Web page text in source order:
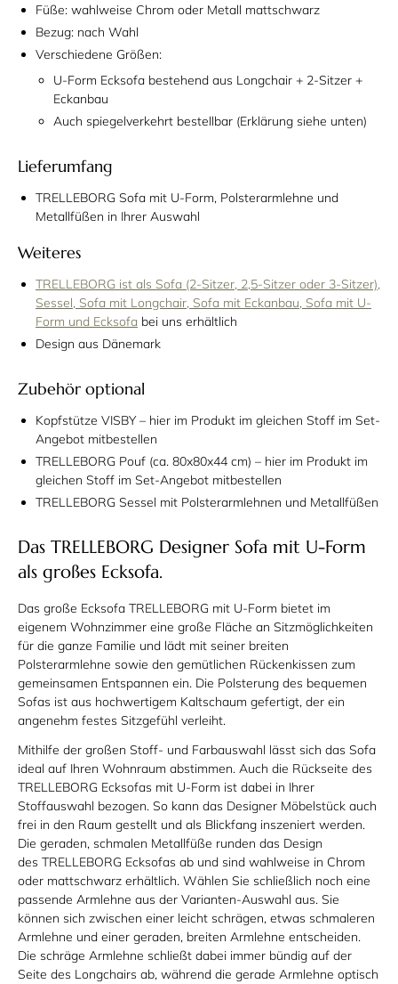
Füße: wahlweise Chrom oder Metall mattschwarz
Bezug: nach Wahl
Verschiedene Größen:
U-Form Ecksofa bestehend aus Longchair + 2-Sitzer +
Eckanbau
Auch spiegelverkehrt bestellbar (Erklärung siehe unten)
Lieferumfang
TRELLEBORG Sofa mit U-Form, Polsterarmlehne und
Metallfüßen in Ihrer Auswahl
Weiteres
TRELLEBORG ist als Sofa (2-Sitzer, 2,5-Sitzer oder 3-Sitzer),
Sessel, Sofa mit Longchair, Sofa mit Eckanbau, Sofa mit U-
Form und Ecksofa bei uns erhältlich
Design aus Dänemark
Zubehör optional
Kopfstütze VISBY – hier im Produkt im gleichen Stoff im Set-
Angebot mitbestellen
TRELLEBORG Pouf (ca. 80x80x44 cm) – hier im Produkt im
gleichen Stoff im Set-Angebot mitbestellen
TRELLEBORG Sessel mit Polsterarmlehnen und Metallfüßen
Das TRELLEBORG Designer Sofa mit U-Form
als großes Ecksofa.
Das große Ecksofa TRELLEBORG mit U-Form bietet im
eigenem Wohnzimmer eine große Fläche an Sitzmöglichkeiten
für die ganze Familie und lädt mit seiner breiten
Polsterarmlehne sowie den gemütlichen Rückenkissen zum
gemeinsamen Entspannen ein. Die Polsterung des bequemen
Sofas ist aus hochwertigem Kaltschaum gefertigt, der ein
angenehm festes Sitzgefühl verleiht.
Mithilfe der großen Stoff- und Farbauswahl lässt sich das Sofa
ideal auf Ihren Wohnraum abstimmen. Auch die Rückseite des
TRELLEBORG Ecksofas mit U-Form ist dabei in Ihrer
Stoffauswahl bezogen. So kann das Designer Möbelstück auch
frei in den Raum gestellt und als Blickfang inszeniert werden.
Die geraden, schmalen Metallfüße runden das Design
des TRELLEBORG Ecksofas ab und sind wahlweise in Chrom
oder mattschwarz erhältlich. Wählen Sie schließlich noch eine
passende Armlehne aus der Varianten-Auswahl aus. Sie
können sich zwischen einer leicht schrägen, etwas schmaleren
Armlehne und einer geraden, breiten Armlehne entscheiden.
Die schräge Armlehne schließt dabei immer bündig auf der
Seite des Longchairs ab, während die gerade Armlehne optisch